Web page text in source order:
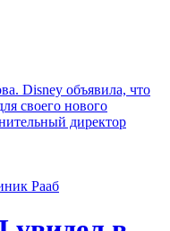
Disney объявила, что
своего нового
директор